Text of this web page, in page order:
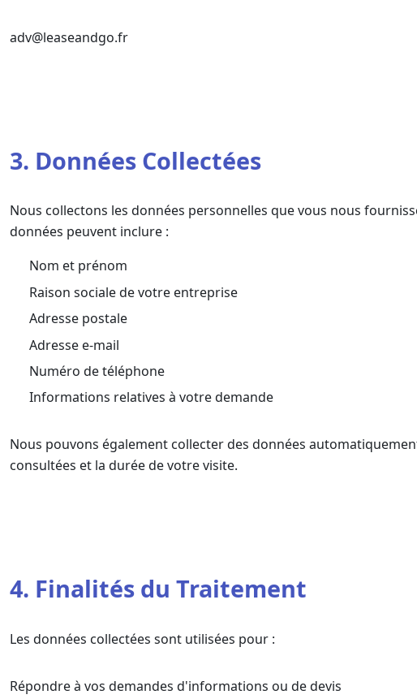
adv@leaseandgo.fr
3. Données Collectées
Nous collectons les données personnelles que vous nous
données peuvent inclure :
Nom et prénom
Raison sociale de votre entreprise
Adresse postale
Adresse e-mail
Numéro de téléphone
Informations relatives à votre demande
Nous pouvons également collecter des données
consultées et la durée de votre visite.
4. Finalités du Traitement
Les données collectées sont utilisées pour :
Répondre à vos demandes d'informations ou de devis